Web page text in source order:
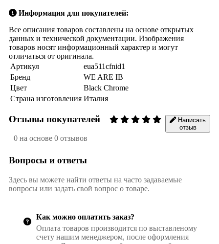
Информация для покупателей:
Все описания товаров составлены на основе открытых
данных и технической документации. Изображения
товаров носят информационный характер и могут
отличаться от оригинала.
Артикул
eua511cfnid1
Бренд
WE ARE IB
Цвет
Black Chrome
Страна изготовления Италия
Отзывы покупателей
0 на основе 0 отзывов
Написать
отзыв
Вопросы и ответы
Здесь вы можете найти ответы на часто задаваемые
вопросы или задать свой вопрос о товаре.
Как можно оплатить заказ?
Оплата товаров производится по выставленому
счету нашим менеджером, после оформления